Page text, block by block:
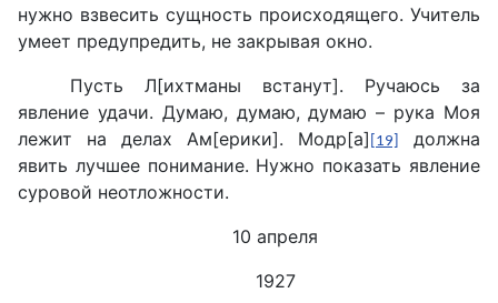
нужно взвесить сущность происходящего. Учитель
умеет предупредить, не закрывая окно.
Пусть Л[ихтманы встанут]. Ручаюсь за
явление удачи. Думаю, думаю, думаю – рука Моя
лежит на делах Ам[ерики]. Модр[а] [19]
должна
явить лучшее понимание. Нужно показать явление
суровой неотложности.
10 апреля
1927